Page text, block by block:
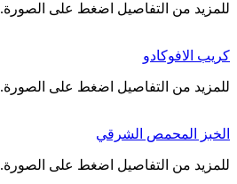
‌للمزيد من التفاصيل اضغط على الصورة.
كريب الافوكادو
‌للمزيد من التفاصيل اضغط على الصورة.
الخبز المحمص الشرقي
‌للمزيد من التفاصيل اضغط على الصورة.